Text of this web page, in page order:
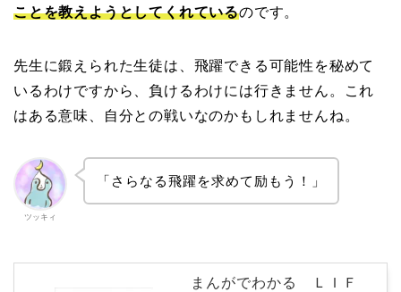
ことを教えようとしてくれているのです。
先生に鍛えられた生徒は、飛躍できる可能性を秘めて
いるわけですから、負けるわけには行きません。これ
はある意味、自分との戦いなのかもしれませんね。
ツッキィ
「さらなる飛躍を求めて励もう！」
まんがでわかる ＬＩＦ